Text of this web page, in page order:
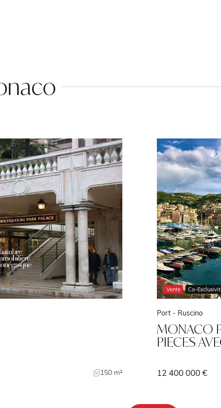
150 m²
Vente Co-
Port - Ruscino
MONACO
PIECES
12 400 000 €